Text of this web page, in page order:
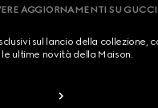
AGGIORNAMENTI SU GUCCI
sul lancio della collezione,
ultime novità della Maison.